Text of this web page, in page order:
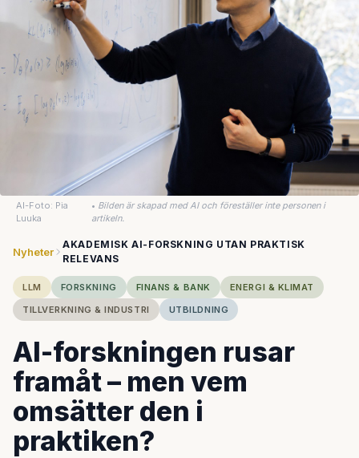
AI-Foto: Pia
Luuka
• Bilden är skapad med AI och föreställer inte personen i
artikeln.
Nyheter
AKADEMISK AI-FORSKNING UTAN PRAKTISK
RELEVANS
LLM FORSKNING FINANS & BANK
ENERGI & KLIMAT
TILLVERKNING & INDUSTRI
UTBILDNING
AI-forskningen rusar
framåt – men vem
omsätter den i
praktiken?